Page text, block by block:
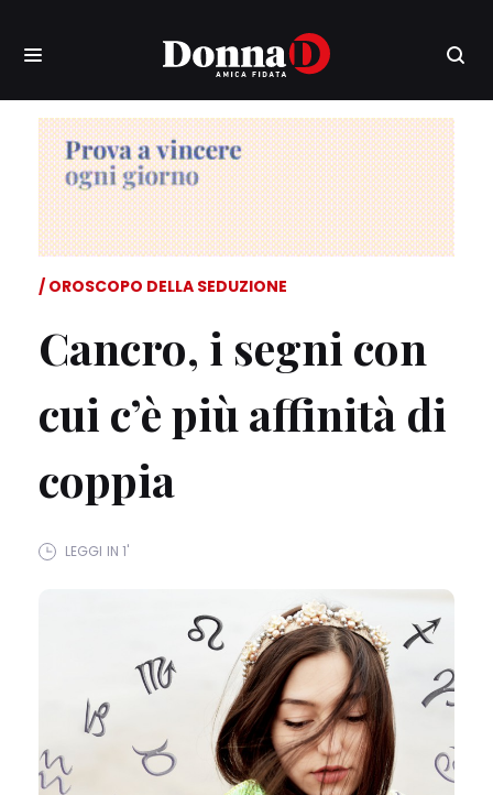
OROSCOPO DELLA SEDUZIONE
Cancro, i segni con
cui c’è più affinità di
coppia
LEGGI IN 1'